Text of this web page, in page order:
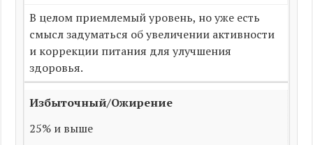
В целом приемлемый уровень, но уже есть
смысл задуматься об увеличении активности
и коррекции питания для улучшения
здоровья.
Избыточный/Ожирение
25% и выше